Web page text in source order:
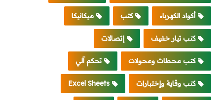
أكواد الكهرباء كتب ميكانيكا
كتب تيار خفيف إتصالات
كتب محطات ومحولات تحكم آلي
كتب وقاية وإختبارات Excel Sheets